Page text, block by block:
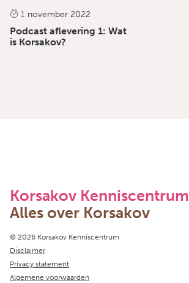
1 november 2022
Podcast aflevering 1: Wat
is Korsakov?
Korsakov Kenniscentrum
Alles over Korsakov
Copyright navigation
© 2026 Korsakov Kenniscentrum
Disclaimer
Privacy statement
Algemene voorwaarden